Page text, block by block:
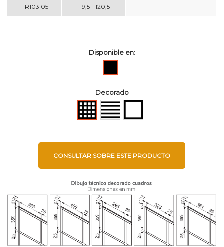
FR103 05 119,5 - 120,5
Disponible en:
Decorado
CuadrosLíneas Perimetral
CONSULTAR SOBRE ESTE PRODUCTO